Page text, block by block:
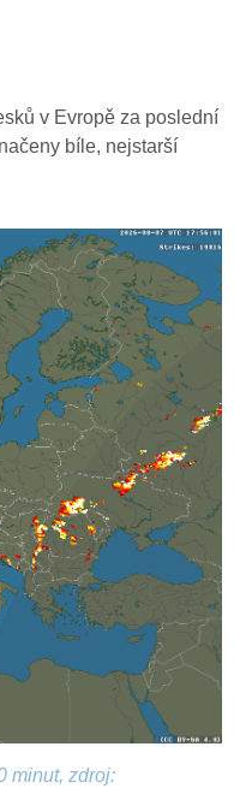
v Evropě za poslední
bíle, nejstarší
minut, zdroj: